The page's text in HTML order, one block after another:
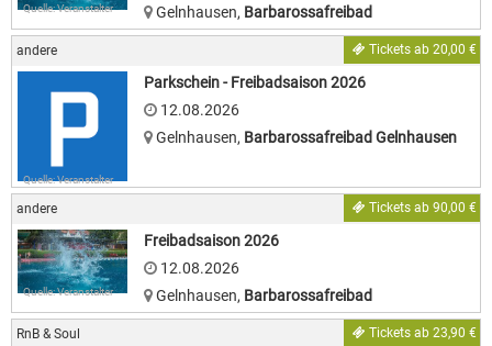
Quelle: Veranstalter
Gelnhausen, Barbarossafreibad
andere Tickets ab 20,00 €
Quelle: Veranstalter
Parkschein - Freibadsaison 2026
12.08.2026
Gelnhausen, Barbarossafreibad Gelnhausen
andere Tickets ab 90,00 €
Quelle: Veranstalter
Freibadsaison 2026
12.08.2026
Gelnhausen, Barbarossafreibad
RnB & Soul Tickets ab 23,90 €